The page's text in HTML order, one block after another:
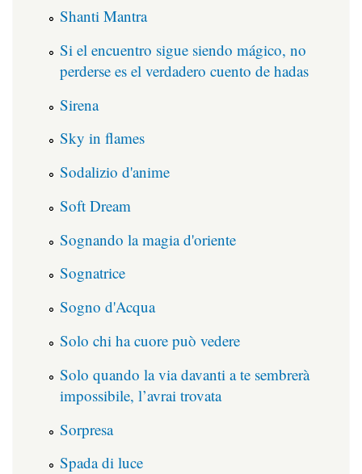
Shanti Mantra
Si el encuentro sigue siendo mágico, no
perderse es el verdadero cuento de hadas
Sirena
Sky in flames
Sodalizio d'anime
Soft Dream
Sognando la magia d'oriente
Sognatrice
Sogno d'Acqua
Solo chi ha cuore può vedere
Solo quando la via davanti a te sembrerà
impossibile, l’avrai trovata
Sorpresa
Spada di luce